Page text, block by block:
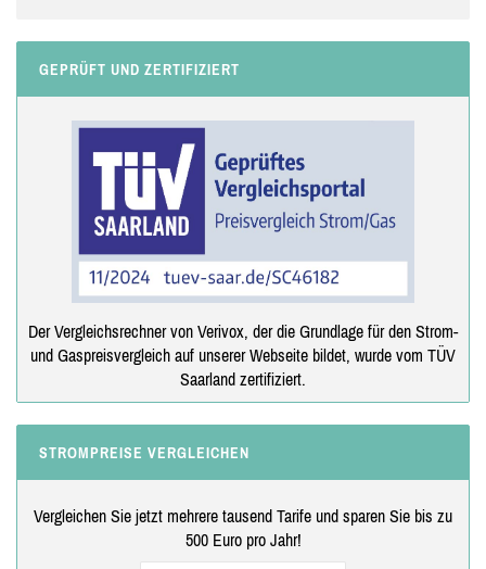
GEPRÜFT UND ZERTIFIZIERT
Der Vergleichsrechner von Verivox, der die Grundlage für den Strom-
und Gaspreisvergleich auf unserer Webseite bildet, wurde vom TÜV
Saarland zertifiziert.
STROMPREISE VERGLEICHEN
Vergleichen Sie jetzt mehrere tausend Tarife und sparen Sie bis zu
500 Euro pro Jahr!